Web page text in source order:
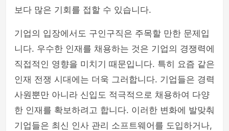
보다 많은 기회를 접할 수 있습니다.
기업의 입장에서도 구인구직은 주목할 만한 문제입
니다. 우수한 인재를 채용하는 것은 기업의 경쟁력에
직접적인 영향을 미치기 때문입니다. 특히 요즘 같은
인재 전쟁 시대에는 더욱 그러합니다. 기업들은 경력
사원뿐만 아니라 신입도 적극적으로 채용하여 다양
한 인재를 확보하려고 합니다. 이러한 변화에 발맞춰
기업들은 최신 인사 관리 소프트웨어를 도입하거나,